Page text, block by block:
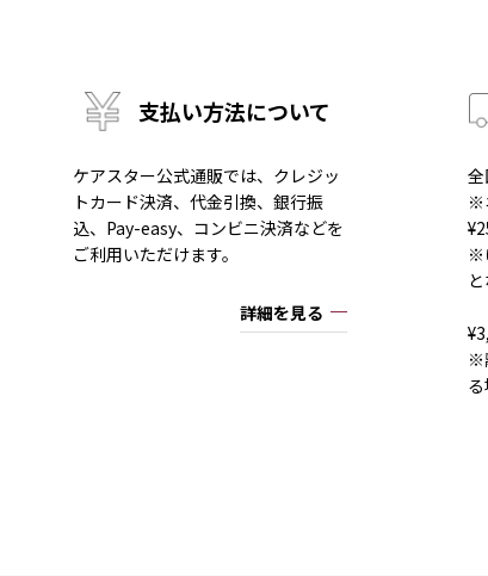
支払い方法について
ケアスター公式通販では、クレジッ
トカード決済、代金引換、銀行振
込、Pay-easy、コンビニ決済などを
ご利用いただけます。
詳細を見る
全
※
※
※